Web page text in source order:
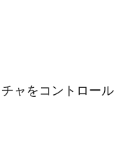
ャをコントロール